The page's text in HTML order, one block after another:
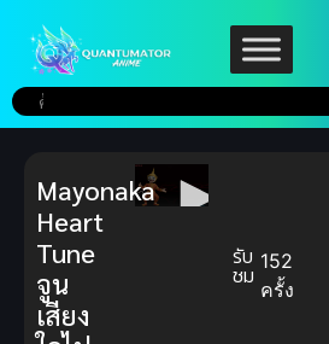
รับ
ชม 152
ครั้ง
Mayonaka
Heart
Tune
จูน
เสียง